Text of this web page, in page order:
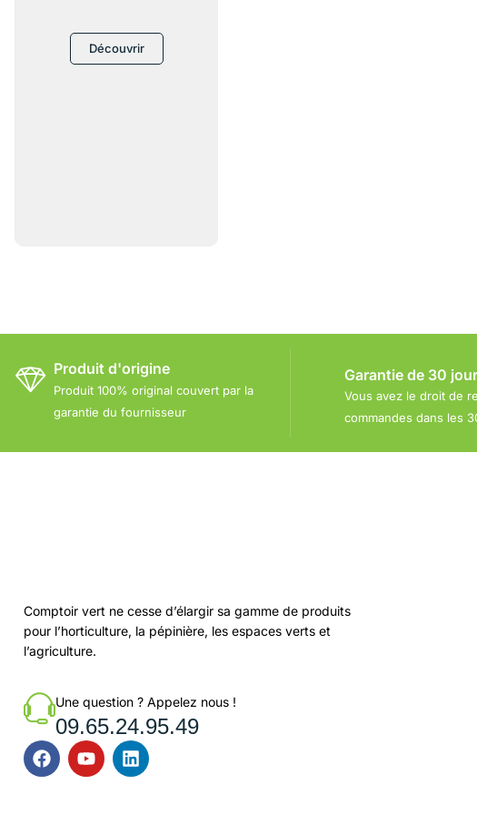
Découvrir
Produit d'origine
Produit 100% original couvert par la
garantie du fournisseur
Garantie de 30
Vous avez le droit de
commandes dans les
Comptoir vert ne cesse d’élargir sa gamme de produits
pour l’horticulture, la pépinière, les espaces verts et
l’agriculture.
Une question ? Appelez nous !
09.65.24.95.49